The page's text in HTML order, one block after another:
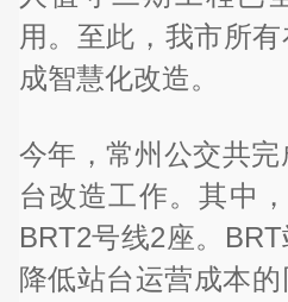
用。至此，我市所
成智慧化改造。
今年，常州公交共
台改造工作。其中
BRT2号线2座。
降低站台运营成本